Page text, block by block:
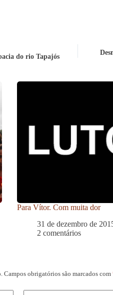
do rio Tapajós
Para Vítor. Com muita dor
31 de dezembro de
2 comentários
Campos obrigatórios são marcados com